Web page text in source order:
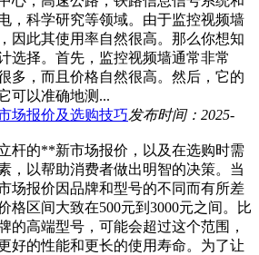
，科学研究等领域。由于监控视频墙
因此其使用率自然很高。那么你想知
选择。首先，监控视频墙通常非常
多，而且价格自然很高。然后，它的
可以准确地测...
场报价及选购技巧发布时间：2025-
杆的**新市场报价，以及在选购时需
，以帮助消费者做出明智的决策。当
场报价因品牌和型号的不同而有所差
格区间大致在500元到3000元之间。比
的高端型号，可能会超过这个范围，
好的性能和更长的使用寿命。为了让